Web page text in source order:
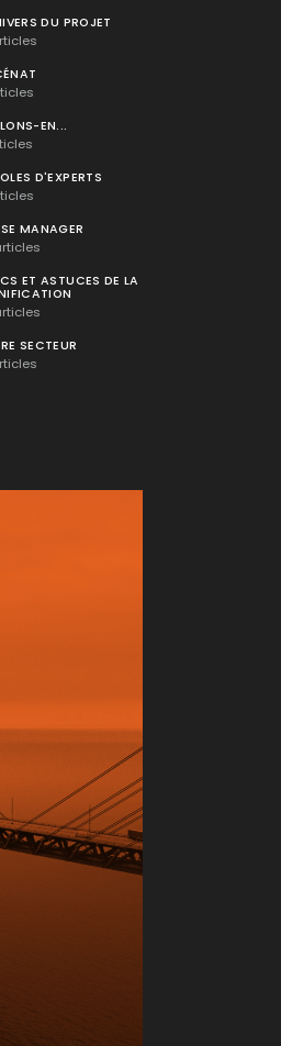
DU PROJET
EN...
D'EXPERTS
MANAGER
ET ASTUCES DE LA
SECTEUR